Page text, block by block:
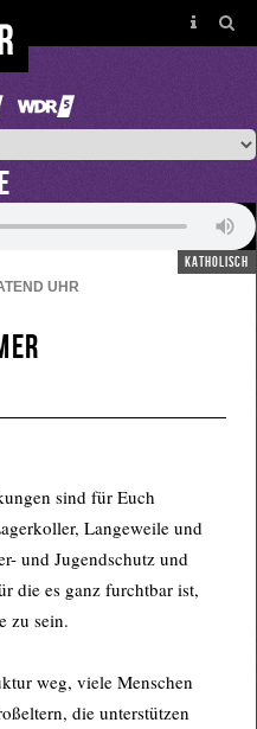
katholisch
UHR
sind für Euch
Langeweile und
und Jugendschutz und
die es ganz furchtbar ist,
zu sein.
weg, viele Menschen
die unterstützen